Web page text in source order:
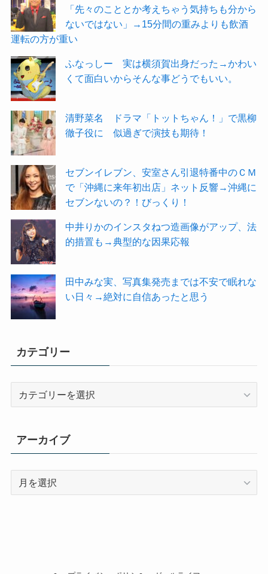
「先々のこととか考えちゃう気持ちも分から
ないではない」→15分間の重みよりも飲酒
運転の方が重い
ふなっしー 実は横須賀出身だった→かわい
くて面白いからそんな事どうでもいい。
清野菜名 ドラマ「トットちゃん！」で黒柳
徹子役に 似過ぎで演技も期待！
セブンイレブン、安室さん引退特番中のＣＭ
で「沖縄に来年初出店」ネット反響→沖縄に
セブンないの？！びっくり！
中井りかのインスタねつ造画像がアップ、法
的措置も→典型的な因果応報
田中みな実、写真集発売までは不安で眠れな
い日々→絶対に自信あったと思う
カテゴリー
ー
アーカイブ